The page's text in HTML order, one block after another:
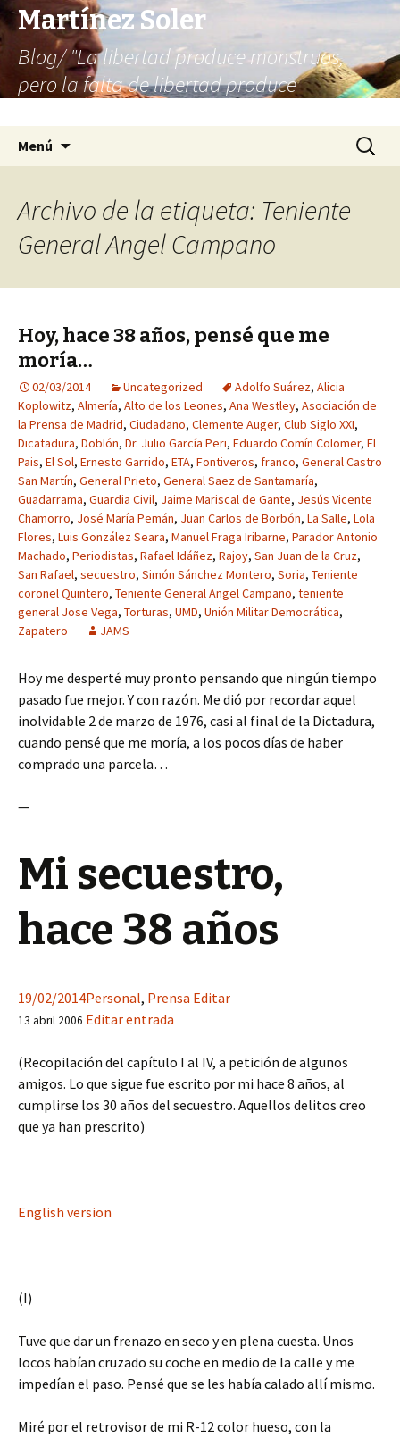
Martínez Soler
Blog/ "La libertad produce monstruos,
pero la falta de libertad produce
Menú Buscar:
Archivo de la etiqueta: Teniente
General Angel Campano
Hoy, hace 38 años, pensé que me
moría…
02/03/2014 Uncategorized Adolfo Suárez, Alicia
Koplowitz, Almería, Alto de los Leones, Ana Westley, Asociación de
la Prensa de Madrid, Ciudadano, Clemente Auger, Club Siglo XXI,
Dicatadura, Doblón, Dr. Julio García Peri, Eduardo Comín Colomer, El
Pais, El Sol, Ernesto Garrido, ETA, Fontiveros, franco, General Castro
San Martín, General Prieto, General Saez de Santamaría,
Guadarrama, Guardia Civil, Jaime Mariscal de Gante, Jesús Vicente
Chamorro, José María Pemán, Juan Carlos de Borbón, La Salle, Lola
Flores, Luis González Seara, Manuel Fraga Iribarne, Parador Antonio
Machado, Periodistas, Rafael Idáñez, Rajoy, San Juan de la Cruz,
San Rafael, secuestro, Simón Sánchez Montero, Soria, Teniente
coronel Quintero, Teniente General Angel Campano, teniente
general Jose Vega, Torturas, UMD, Unión Militar Democrática,
Zapatero
JAMS
Hoy me desperté muy pronto pensando que ningún tiempo
pasado fue mejor. Y con razón. Me dió por recordar aquel
inolvidable 2 de marzo de 1976, casi al final de la Dictadura,
cuando pensé que me moría, a los pocos días de haber
comprado una parcela…
—
Mi secuestro,
hace 38 años
19/02/2014Personal, Prensa Editar
13 abril 2006 Editar entrada
(Recopilación del capítulo I al IV, a petición de algunos
amigos. Lo que sigue fue escrito por mi hace 8 años, al
cumplirse los 30 años del secuestro. Aquellos delitos creo
que ya han prescrito)
English version
(I)
Tuve que dar un frenazo en seco y en plena cuesta. Unos
locos habían cruzado su coche en medio de la calle y me
impedían el paso. Pensé que se les había calado allí mismo.
Miré por el retrovisor de mi R-12 color hueso, con la